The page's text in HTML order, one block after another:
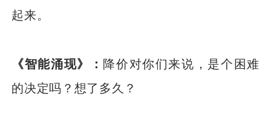
起来。
《智能涌现》： 降价对你们来说，是个困难
的决定吗？想了多久？